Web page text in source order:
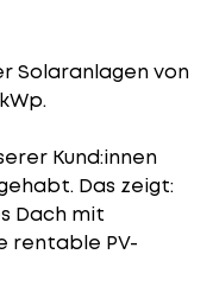
Solaranlagenvon
Kund:innen
Das zeigt:
Dach mit
rentable PV-